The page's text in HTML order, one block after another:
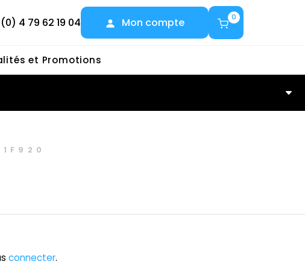
4 79 62 19 04 Mon compte 0
et Promotions
connecter.